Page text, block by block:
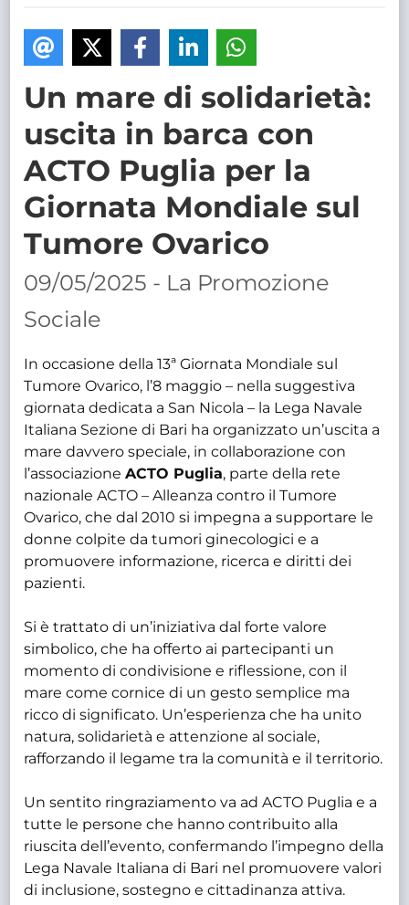
Un mare di solidarietà:
uscita in barca con
ACTO Puglia per la
Giornata Mondiale sul
Tumore Ovarico
09/05/2025 - La Promozione
Sociale
In occasione della 13ª Giornata Mondiale sul
Tumore Ovarico, l’8 maggio – nella suggestiva
giornata dedicata a San Nicola – la Lega Navale
Italiana Sezione di Bari ha organizzato un’uscita a
mare davvero speciale, in collaborazione con
l’associazioneACTO Puglia, parte della rete
nazionale ACTO – Alleanza contro il Tumore
Ovarico, che dal 2010 si impegna a supportare le
donne colpite da tumori ginecologici e a
promuovere informazione, ricerca e diritti dei
pazienti.
Si è trattato di un’iniziativa dal forte valore
simbolico, che ha offerto ai partecipanti un
momento di condivisione e riflessione, con il
mare come cornice di un gesto semplice ma
ricco di significato. Un’esperienza che ha unito
natura, solidarietà e attenzione al sociale,
rafforzando il legame tra la comunità e il territorio.
Un sentito ringraziamento va ad ACTO Puglia e a
tutte le persone che hanno contribuito alla
riuscita dell’evento, confermando l’impegno della
Lega Navale Italiana di Bari nel promuovere valori
di inclusione, sostegno e cittadinanza attiva.